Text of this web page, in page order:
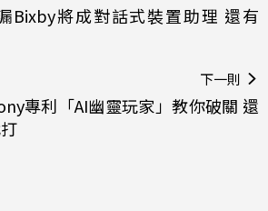
Bixby將成對話式裝置助理 還有
下一則
專利「AI幽靈玩家」教你破關 還